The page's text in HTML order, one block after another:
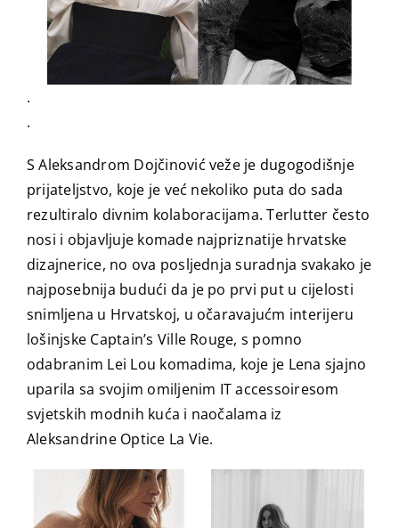
.
.
S Aleksandrom Dojčinović veže je dugogodišnje
prijateljstvo, koje je već nekoliko puta do sada
rezultiralo divnim kolaboracijama. Terlutter često
nosi i objavljuje komade najpriznatije hrvatske
dizajnerice, no ova posljednja suradnja svakako je
najposebnija budući da je po prvi put u cijelosti
snimljena u Hrvatskoj, u očaravajućm interijeru
lošinjske Captain’s Ville Rouge, s pomno
odabranim Lei Lou komadima, koje je Lena sjajno
uparila sa svojim omiljenim IT accessoiresom
svjetskih modnih kuća i naočalama iz
Aleksandrine Optice La Vie.